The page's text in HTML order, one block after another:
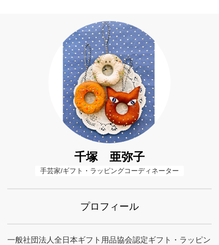
千塚 亜弥子
手芸家/ギフト・ラッピングコーディネーター
プロフィール
一般社団法人全日本ギフト用品協会認定ギフト・ラッピン